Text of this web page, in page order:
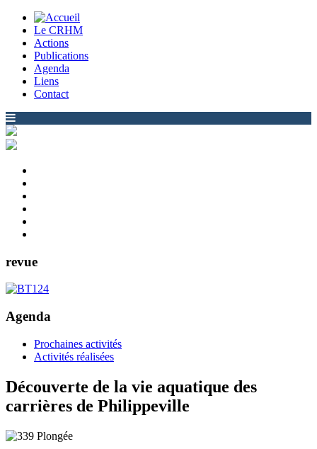
Le CRHM
Actions
Publications
Agenda
Liens
Contact
revue
Agenda
Prochaines activités
Activités réalisées
Découverte de la vie aquatique des
carrières de Philippeville